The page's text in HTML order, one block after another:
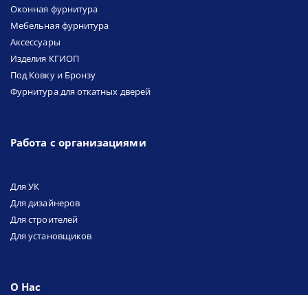
Оконная фурнитура
Мебельная фурнитура
Аксессуары
Изделия КГИОП
Под Ковку и Бронзу
Фурнитура для откатных дверей
Работа с организациями
Для УК
Для дизайнеров
Для строителей
Для установщиков
О Нас